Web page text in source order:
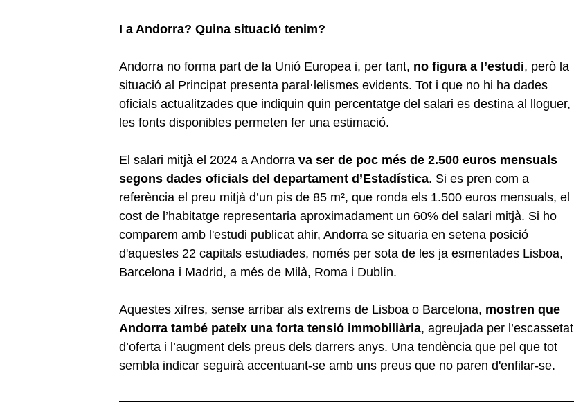
I a Andorra? Quina situació tenim?
Andorra no forma part de la Unió Europea i, per tant, no figura a l’estudi, però la
situació al Principat presenta paral·lelismes evidents. Tot i que no hi ha dades
oficials actualitzades que indiquin quin percentatge del salari es destina al lloguer,
les fonts disponibles permeten fer una estimació.
El salari mitjà el 2024 a Andorra va ser de poc més de 2.500 euros mensuals
segons dades oficials del departament d’Estadística. Si es pren com a
referència el preu mitjà d’un pis de 85 m², que ronda els 1.500 euros mensuals, el
cost de l’habitatge representaria aproximadament un 60% del salari mitjà. Si ho
comparem amb l'estudi publicat ahir, Andorra se situaria en setena posició
d'aquestes 22 capitals estudiades, només per sota de les ja esmentades Lisboa,
Barcelona i Madrid, a més de Milà, Roma i Dublín.
Aquestes xifres, sense arribar als extrems de Lisboa o Barcelona, mostren que
Andorra també pateix una forta tensió immobiliària, agreujada per l’escassetat
d’oferta i l’augment dels preus dels darrers anys. Una tendència que pel que tot
sembla indicar seguirà accentuant-se amb uns preus que no paren d'enfilar-se.